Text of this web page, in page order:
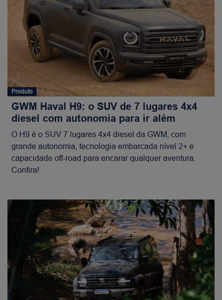
Produto
GWM Haval H9: o SUV de 7 lugares 4x4
diesel com autonomia para ir além
O H9 é o SUV 7 lugares 4x4 diesel da GWM, com
grande autonomia, tecnologia embarcada nível 2+ e
capacidade off-road para encarar qualquer aventura.
Confira!